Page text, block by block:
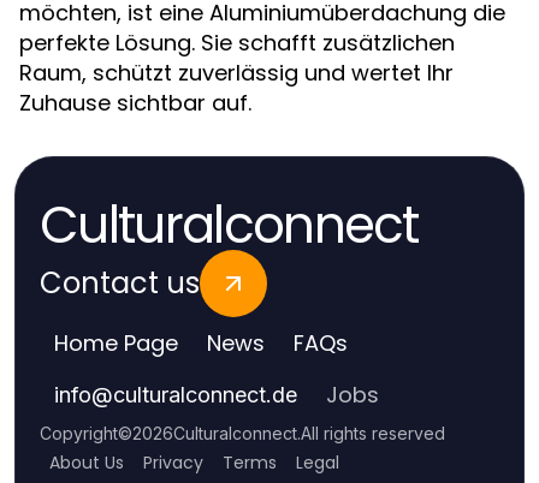
möchten, ist eine Aluminiumüberdachung die
perfekte Lösung. Sie schafft zusätzlichen
Raum, schützt zuverlässig und wertet Ihr
Zuhause sichtbar auf.
Culturalconnect
Contact us
Home Page News FAQs
info@culturalconnect.de Jobs
Copyright©2026Culturalconnect.All rights reserved
About Us Privacy Terms Legal